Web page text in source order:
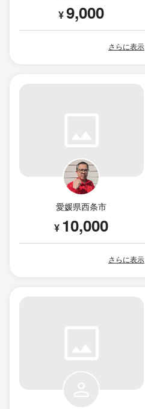
¥9,000
さらに表示
愛媛県西条市
¥ 10,000
さらに表示